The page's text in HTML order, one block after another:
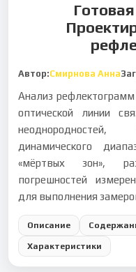
Автор:Смирнова Анна
Анализ
оптической линии
неоднородностей,
динамического
«мёртвых зон»,
погрешностей
для выполнения
Описание
Характеристики